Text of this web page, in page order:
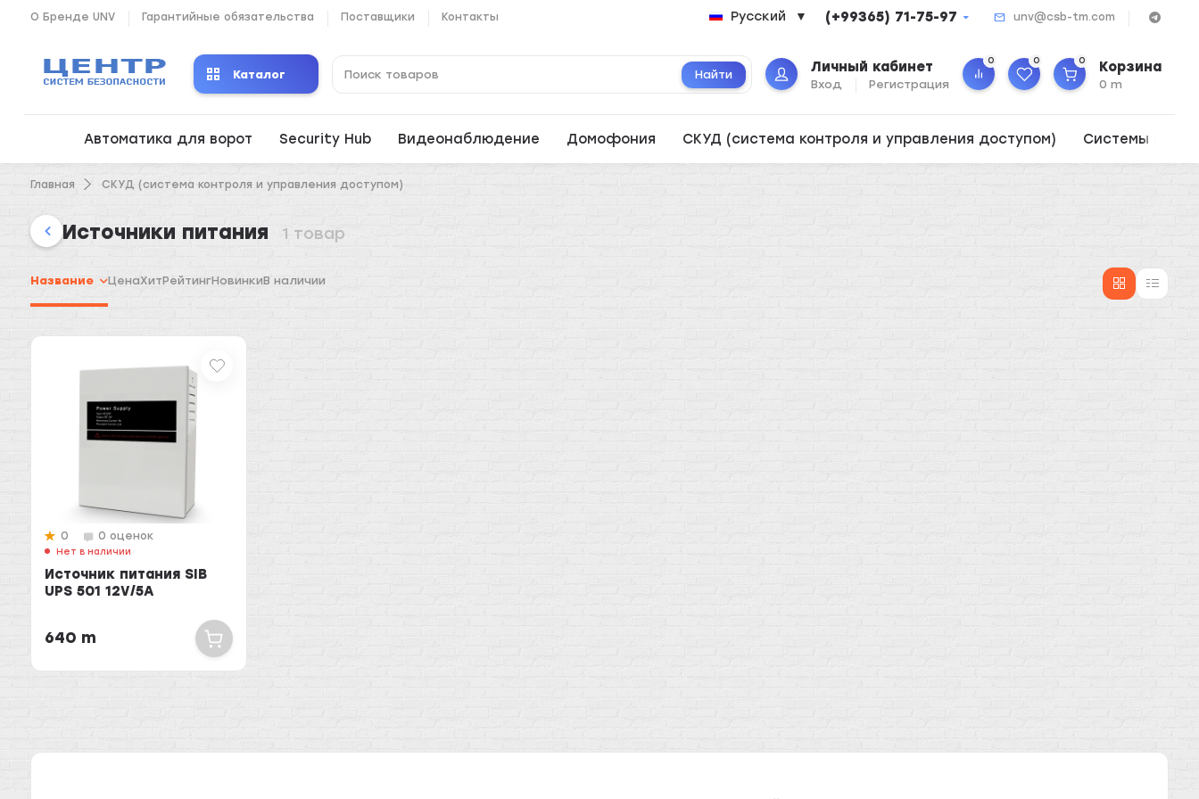
О Бренде UNV Гарантийные обязательства Поставщики Контакты Русский ▼ (+99365) 71-75-97 unv@csb-tm.com
Каталог Найти Личный кабинет
Вход Регистрация
0 0 0 Корзина
0 m
Автоматика для ворот Security Hub Видеонаблюдение Домофония СКУД (система контроля и управления доступом) Системы
Главная СКУД (система контроля и управления доступом)
Источники питания 1 товар
Название ЦенаХитРейтингНовинкиВ наличии
0 0 оценок
Нет в наличии
Источник питания SIB
UPS 501 12V/5A
640 m